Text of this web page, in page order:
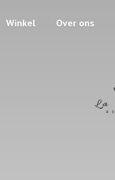
Winkel Over ons